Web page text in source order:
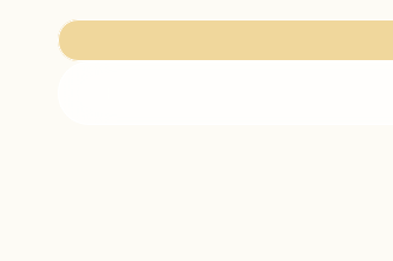
practice is closed for renovation works until